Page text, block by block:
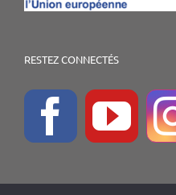
RESTEZ CONNECTÉS